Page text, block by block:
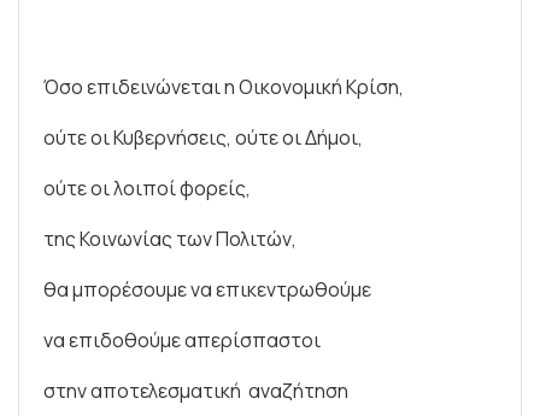
Όσο επιδεινώνεται η Οικονομική Κρίση,
ούτε οι Κυβερνήσεις, ούτε οι Δήμοι,
ούτε οι λοιποί φορείς,
της Κοινωνίας των Πολιτών,
θα μπορέσουμε να επικεντρωθούμε
να επιδοθούμε απερίσπαστοι
στην αποτελεσματική αναζήτηση